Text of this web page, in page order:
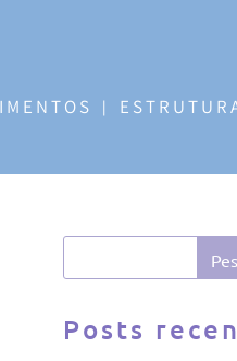
Posts